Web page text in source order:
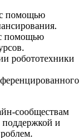
помощью
помощью
робототехники
сообществам
поддержкой и